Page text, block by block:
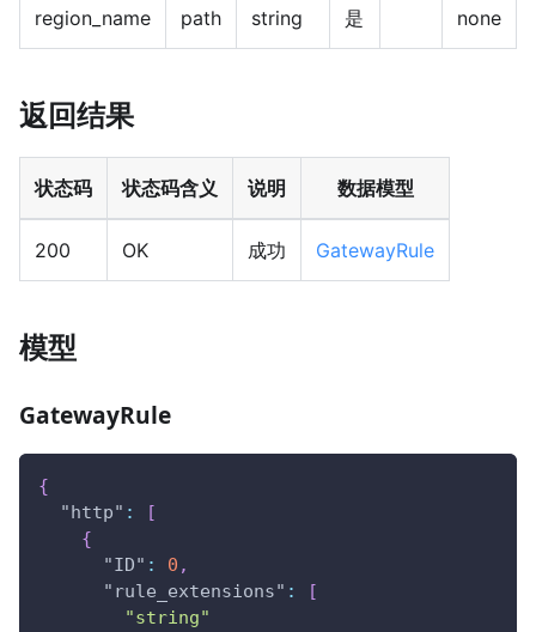
region_name path string 是 none
返回结果
状态码 状态码含义 说明 数据模型
200 OK 成功 GatewayRule
模型
GatewayRule
{
"http" :
[
{
"ID" : 0 ,
"rule_extensions" :
[
"string"